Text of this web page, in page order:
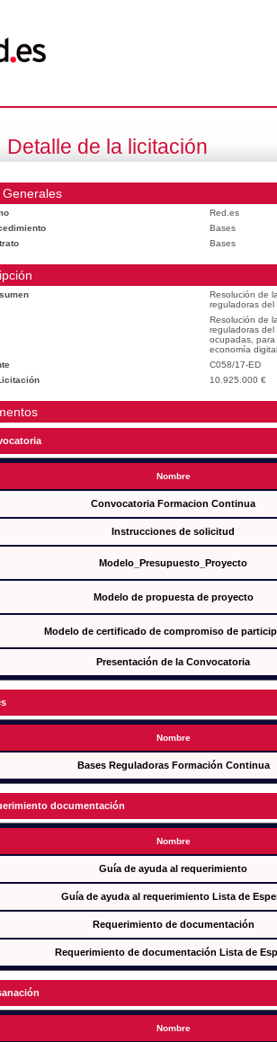
Detalle de la licitación
Red.es
Bases
Bases
Resolución de
reguladoras del
Resolución de
reguladoras del
ocupadas, para
economía digital
C058/17-ED
10.925.000 €
Nombre
Convocatoria Formacion Continua
Instrucciones de solicitud
Modelo_Presupuesto_Proyecto
Modelo de propuesta de proyecto
Modelo de certificado de compromiso de
Presentación de la Convocatoria
Nombre
Bases Reguladoras Formación Continua
documentación
Nombre
Guía de ayuda al requerimiento
Guía de ayuda al requerimiento Lista de
Requerimiento de documentación
Requerimiento de documentación Lista de
Nombre